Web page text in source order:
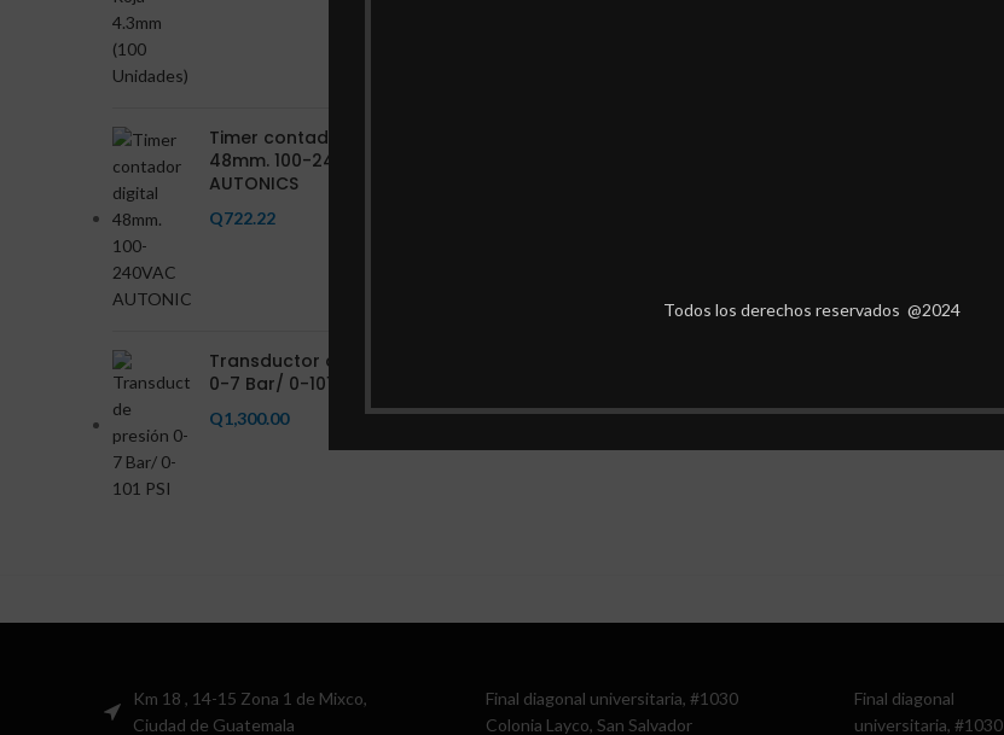
Todos los derechos reservados @2024
Timer contador digital
48mm. 100-240VAC
AUTONICS
Q722.22
Transductor de presión
0-7 Bar/ 0-101 PSI
Q1,300.00
Km 18 , 14-15 Zona 1 de Mixco,
Ciudad de Guatemala
Final diagonal universitaria, #1030
Colonia Layco, San Salvador
Final diagonal
universitaria, #1030